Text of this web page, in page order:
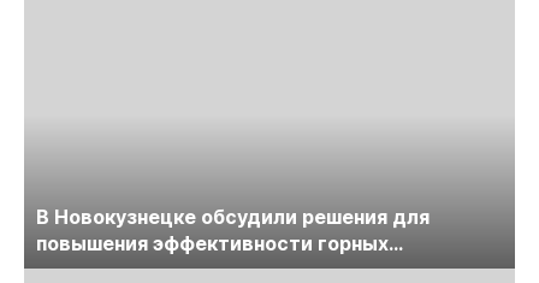
В Новокузнецке обсудили решения для
повышения эффективности горных
предприятий